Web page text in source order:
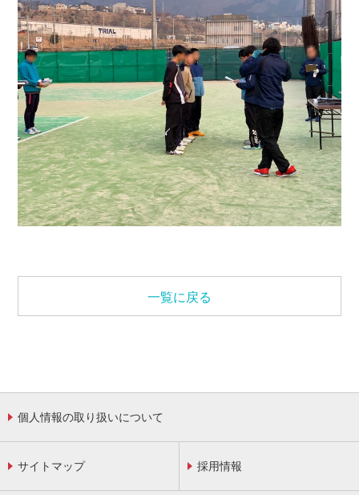
一覧に戻る
個人情報の取り扱いについて
サイトマップ 採用情報